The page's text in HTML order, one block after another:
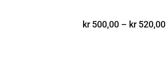
kr500,00 – kr520,00